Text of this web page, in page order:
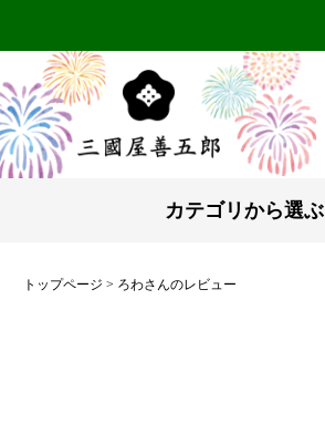
カテゴリから選ぶ
トップページ ろわさんのレビュー